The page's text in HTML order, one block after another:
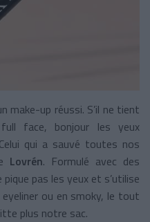
make-up réussi. S’il ne tient
face, bonjour les yeux
qui a sauvé toutes nos
Lovrén. Formulé avec des
pique pas les yeux et s’utilise
ou en smoky, le tout
plus notre sac.